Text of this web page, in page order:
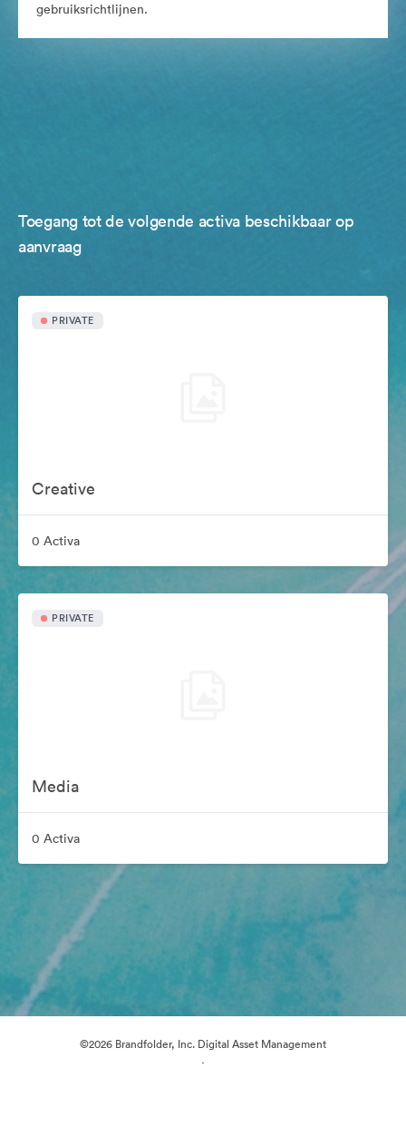
gebruiksrichtlijnen.
Toegang tot de volgende activa beschikbaar op
aanvraag
PRIVATE
Creative
0 Activa
PRIVATE
Media
0 Activa
©2026 Brandfolder, Inc. Digital Asset Management
·